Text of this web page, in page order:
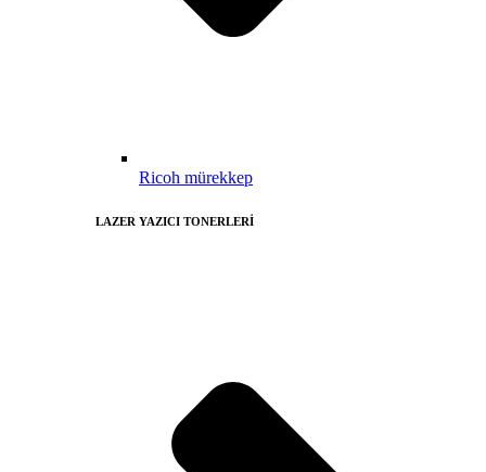
Ricoh mürekkep
LAZER YAZICI TONERLERİ